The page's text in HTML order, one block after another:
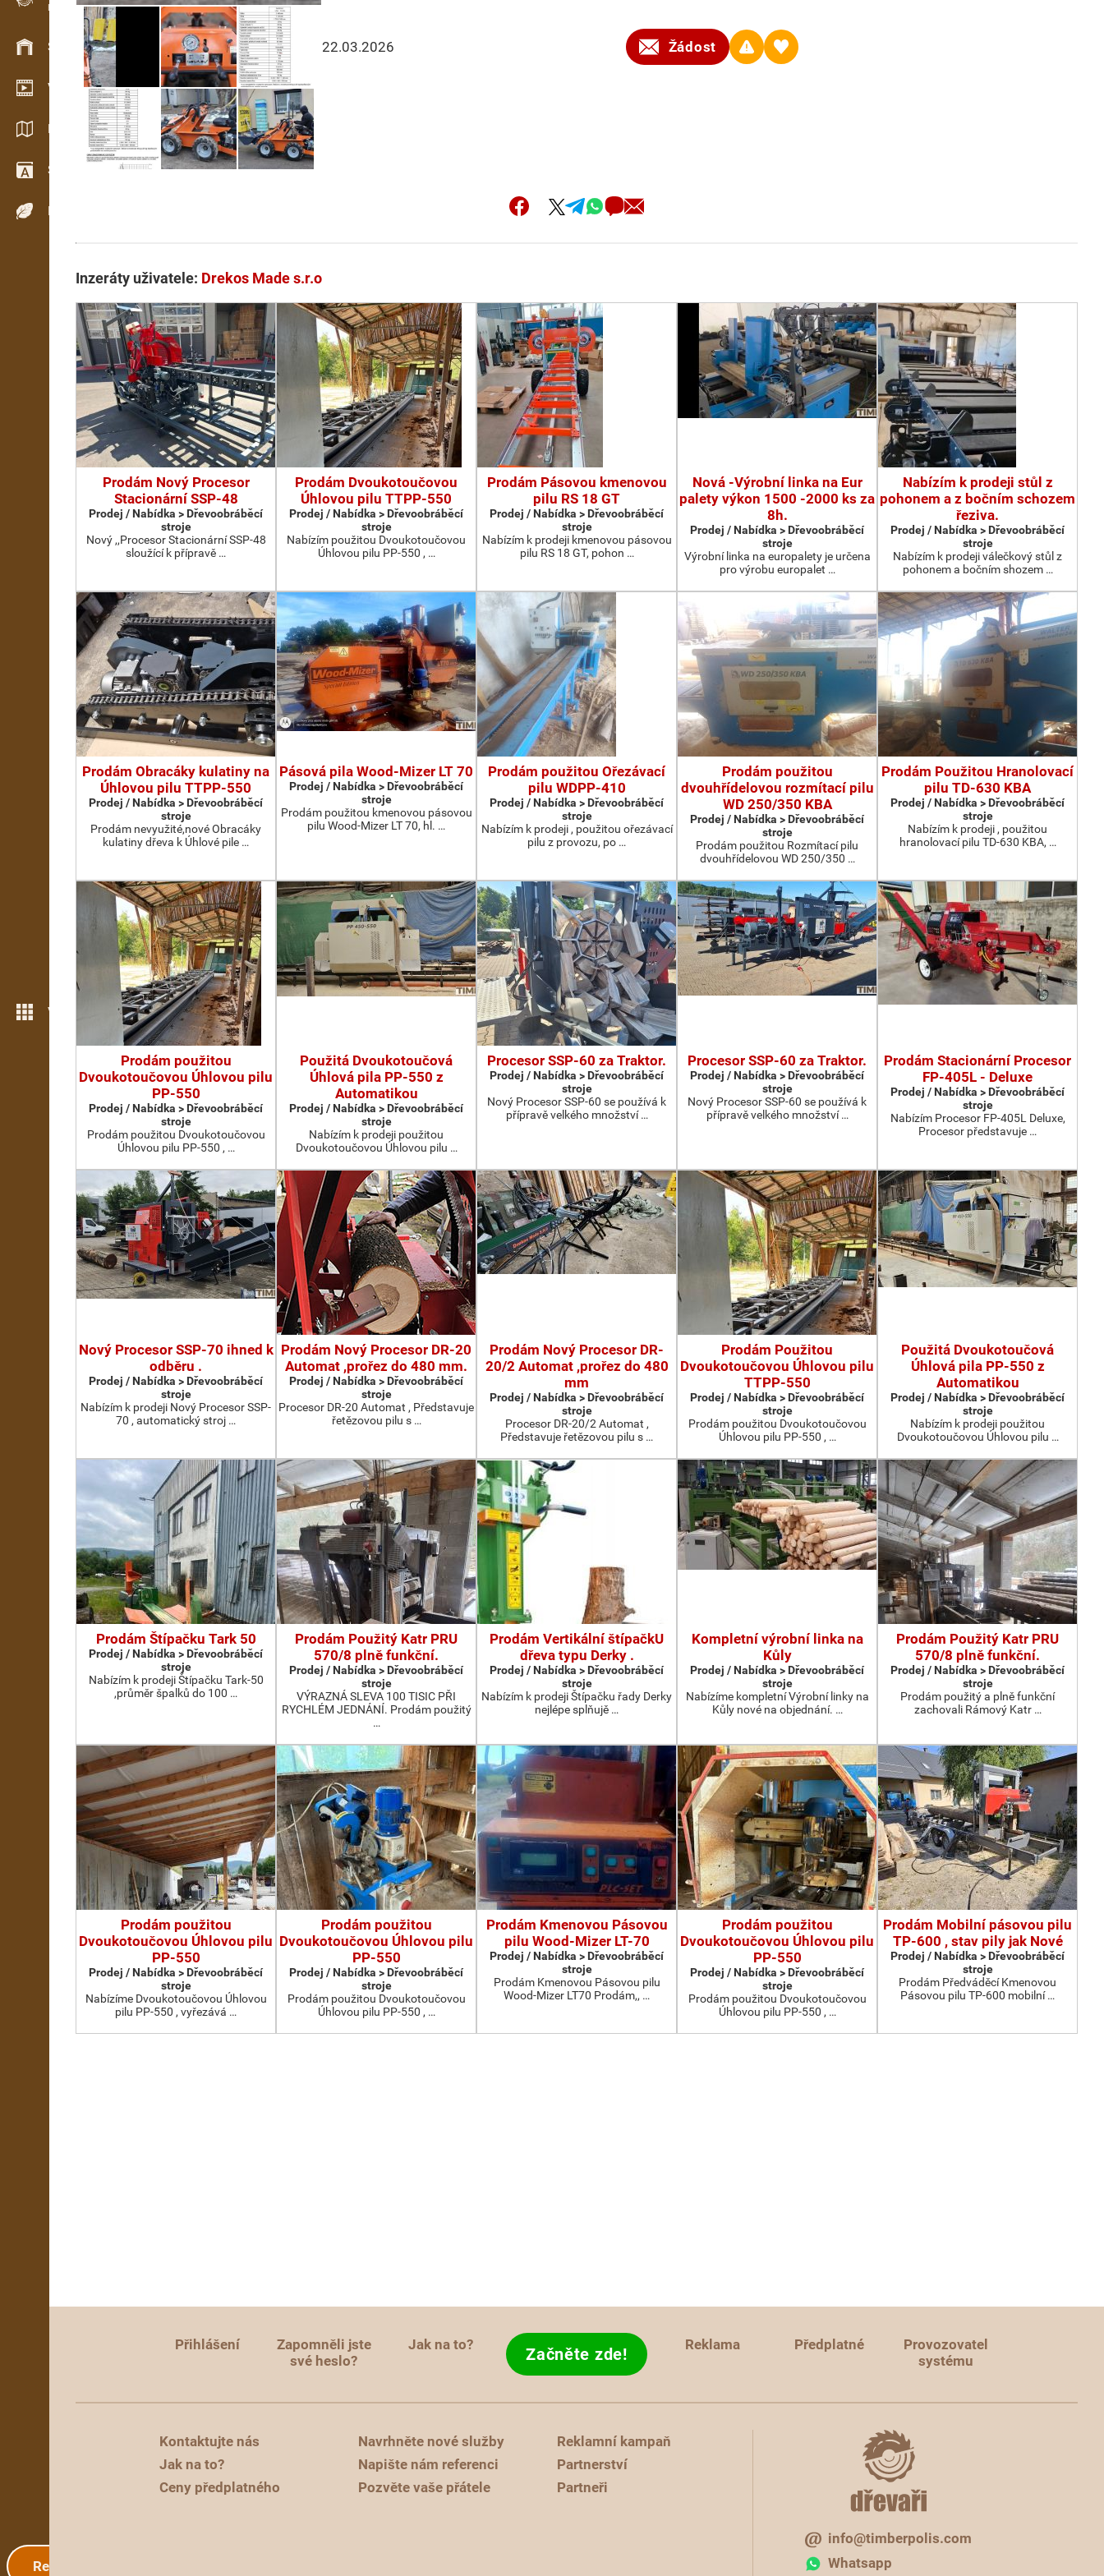
Evidence dřeva v terénu
Skladové hospodářství
Video showroom
Katalogy / Brožury
Slovník
Dřeviny
Více možností
Registrace
22.03.2026 Žádost
Inzeráty uživatele: Drekos Made s.r.o
Prodám Nový Procesor
Stacionární SSP-48
Prodej / Nabídka > Dřevoobráběcí
stroje
Nový ,,Procesor Stacionární SSP-48
sloužící k přípravě …
Prodám Dvoukotoučovou
Úhlovou pilu TTPP-550
Prodej / Nabídka > Dřevoobráběcí
stroje
Nabízím použitou Dvoukotoučovou
Úhlovou pilu PP-550 , …
Prodám Pásovou kmenovou
pilu RS 18 GT
Prodej / Nabídka > Dřevoobráběcí
stroje
Nabízím k prodeji kmenovou pásovou
pilu RS 18 GT, pohon …
Nová -Výrobní linka na Eur
palety výkon 1500 -2000 ks za
8h.
Prodej / Nabídka > Dřevoobráběcí
stroje
Výrobní linka na europalety je určena
pro výrobu europalet …
Nabízím k prodeji stůl z
pohonem a z bočním schozem
řeziva.
Prodej / Nabídka > Dřevoobráběcí
stroje
Nabízím k prodeji válečkový stůl z
pohonem a bočním shozem …
Prodám Obracáky kulatiny na
Úhlovou pilu TTPP-550
Prodej / Nabídka > Dřevoobráběcí
stroje
Prodám nevyužité,nové Obracáky
kulatiny dřeva k Úhlové pile …
Pásová pila Wood-Mizer LT 70
Prodej / Nabídka > Dřevoobráběcí
stroje
Prodám použitou kmenovou pásovou
pilu Wood-Mizer LT 70, hl. …
Prodám použitou Ořezávací
pilu WDPP-410
Prodej / Nabídka > Dřevoobráběcí
stroje
Nabízím k prodeji , použitou ořezávací
pilu z provozu, po …
Prodám použitou
dvouhřídelovou rozmítací pilu
WD 250/350 KBA
Prodej / Nabídka > Dřevoobráběcí
stroje
Prodám použitou Rozmítací pilu
dvouhřídelovou WD 250/350 …
Prodám Použitou Hranolovací
pilu TD-630 KBA
Prodej / Nabídka > Dřevoobráběcí
stroje
Nabízím k prodeji , použitou
hranolovací pilu TD-630 KBA, …
Prodám použitou
Dvoukotoučovou Úhlovou pilu
PP-550
Prodej / Nabídka > Dřevoobráběcí
stroje
Prodám použitou Dvoukotoučovou
Úhlovou pilu PP-550 , …
Použitá Dvoukotoučová
Úhlová pila PP-550 z
Automatikou
Prodej / Nabídka > Dřevoobráběcí
stroje
Nabízím k prodeji použitou
Dvoukotoučovou Úhlovou pilu …
Procesor SSP-60 za Traktor.
Prodej / Nabídka > Dřevoobráběcí
stroje
Nový Procesor SSP-60 se používá k
přípravě velkého množství …
Procesor SSP-60 za Traktor.
Prodej / Nabídka > Dřevoobráběcí
stroje
Nový Procesor SSP-60 se používá k
přípravě velkého množství …
Prodám Stacionární Procesor
FP-405L - Deluxe
Prodej / Nabídka > Dřevoobráběcí
stroje
Nabízím Procesor FP-405L Deluxe,
Procesor představuje …
Nový Procesor SSP-70 ihned k
odběru .
Prodej / Nabídka > Dřevoobráběcí
stroje
Nabízím k prodeji Nový Procesor SSP-
70 , automatický stroj …
Prodám Nový Procesor DR-20
Automat ,prořez do 480 mm.
Prodej / Nabídka > Dřevoobráběcí
stroje
Procesor DR-20 Automat , Představuje
řetězovou pilu s …
Prodám Nový Procesor DR-
20/2 Automat ,prořez do 480
mm
Prodej / Nabídka > Dřevoobráběcí
stroje
Procesor DR-20/2 Automat ,
Představuje řetězovou pilu s …
Prodám Použitou
Dvoukotoučovou Úhlovou pilu
TTPP-550
Prodej / Nabídka > Dřevoobráběcí
stroje
Prodám použitou Dvoukotoučovou
Úhlovou pilu PP-550 , …
Použitá Dvoukotoučová
Úhlová pila PP-550 z
Automatikou
Prodej / Nabídka > Dřevoobráběcí
stroje
Nabízím k prodeji použitou
Dvoukotoučovou Úhlovou pilu …
Prodám Štípačku Tark 50
Prodej / Nabídka > Dřevoobráběcí
stroje
Nabízím k prodeji Štípačku Tark-50
,průměr špalků do 100 …
Prodám Použitý Katr PRU
570/8 plně funkční.
Prodej / Nabídka > Dřevoobráběcí
stroje
VÝRAZNÁ SLEVA 100 TISIC PŘI
RYCHLÉM JEDNÁNÍ. Prodám použitý
…
Prodám Vertikální štípačkU
dřeva typu Derky .
Prodej / Nabídka > Dřevoobráběcí
stroje
Nabízím k prodeji Štípačku řady Derky
nejlépe splňujě …
Kompletní výrobní linka na
Kůly
Prodej / Nabídka > Dřevoobráběcí
stroje
Nabízíme kompletní Výrobní linky na
Kůly nové na objednání. …
Prodám Použitý Katr PRU
570/8 plně funkční.
Prodej / Nabídka > Dřevoobráběcí
stroje
Prodám použitý a plně funkční
zachovali Rámový Katr …
Prodám použitou
Dvoukotoučovou Úhlovou pilu
PP-550
Prodej / Nabídka > Dřevoobráběcí
stroje
Nabízíme Dvoukotoučovou Úhlovou
pilu PP-550 , vyřezává …
Prodám použitou
Dvoukotoučovou Úhlovou pilu
PP-550
Prodej / Nabídka > Dřevoobráběcí
stroje
Prodám použitou Dvoukotoučovou
Úhlovou pilu PP-550 , …
Prodám Kmenovou Pásovou
pilu Wood-Mizer LT-70
Prodej / Nabídka > Dřevoobráběcí
stroje
Prodám Kmenovou Pásovou pilu
Wood-Mizer LT70 Prodám,, …
Prodám použitou
Dvoukotoučovou Úhlovou pilu
PP-550
Prodej / Nabídka > Dřevoobráběcí
stroje
Prodám použitou Dvoukotoučovou
Úhlovou pilu PP-550 , …
Prodám Mobilní pásovou pilu
TP-600 , stav pily jak Nové
Prodej / Nabídka > Dřevoobráběcí
stroje
Prodám Předváděcí Kmenovou
Pásovou pilu TP-600 mobilní …
Přihlášení
Zapomněli jste
své heslo?
Jak na to? Začněte zde! Reklama Předplatné
Provozovatel
systému
Kontaktujte nás
Jak na to?
Ceny předplatného
Navrhněte nové služby
Napište nám referenci
Pozvěte vaše přátele
Reklamní kampaň
Partnerství
Partneři
info@timberpolis.com
Whatsapp